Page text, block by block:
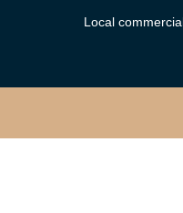
Local